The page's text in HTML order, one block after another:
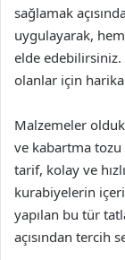
sağlamak
uygulayarak,
elde
olanlar için
Malzemeler
ve kabartma
tarif, kolay ve
kurabiyelerin
yapılan bu tür
açısından tercih